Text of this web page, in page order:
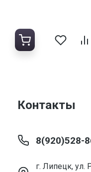
Контакты
8(920)528-
г. Липецк, ул.